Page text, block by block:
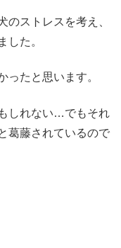
のストレスを考え、
した。
ったと思います。
しれない…でもそれ
葛藤されているので